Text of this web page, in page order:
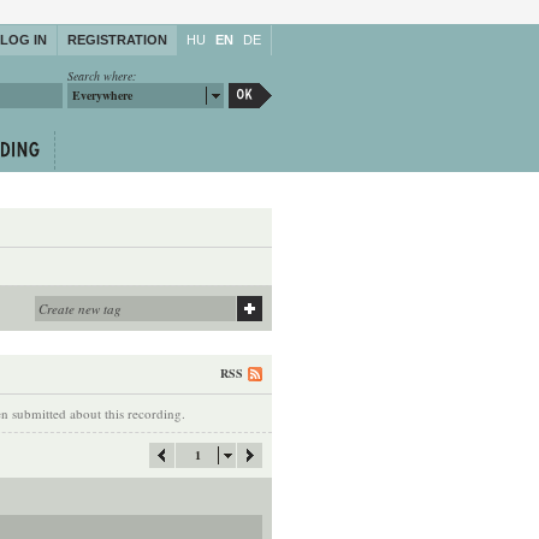
LOG IN REGISTRATION HU EN DE
Search where:
Everywhere
RSS
submitted about this recording.
1